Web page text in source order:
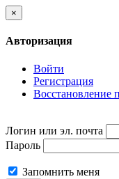
×
Авторизация
Войти
Регистрация
Восстановление
Логин или эл. почта
Пароль
Запомнить меня